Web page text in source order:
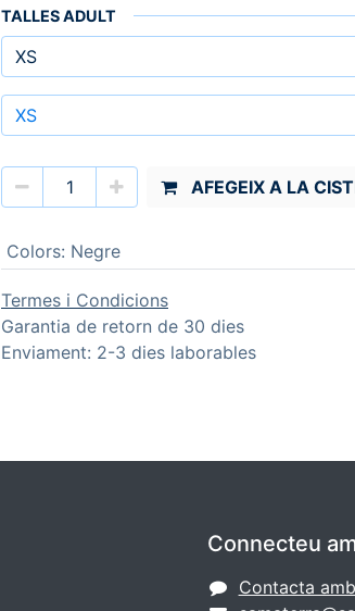
TALLES ADULT
AFEGEIX A LA
Colors: Negre
Termes i Condicions
Garantia de retorn de 30 dies
Enviament: 2-3 dies laborables
Connecteu
Contacta